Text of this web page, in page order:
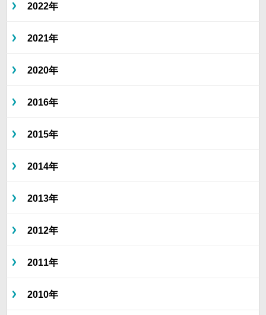
2022年
2021年
2020年
2016年
2015年
2014年
2013年
2012年
2011年
2010年